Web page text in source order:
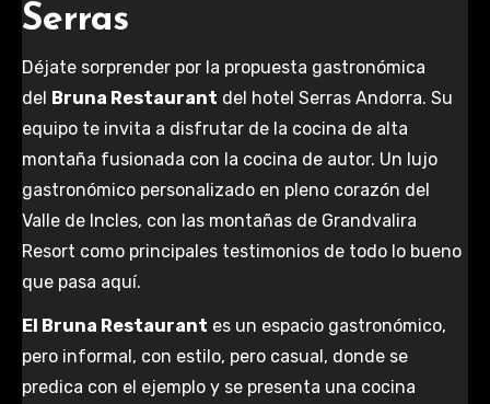
Serras
Déjate sorprender por la propuesta gastronómica
del Bruna Restaurant del hotel Serras Andorra. Su
equipo te invita a disfrutar de la cocina de alta
montaña fusionada con la cocina de autor. Un lujo
gastronómico personalizado en pleno corazón del
Valle de Incles, con las montañas de Grandvalira
Resort como principales testimonios de todo lo bueno
que pasa aquí.
El Bruna Restaurant es un espacio gastronómico,
pero informal, con estilo, pero casual, donde se
predica con el ejemplo y se presenta una cocina